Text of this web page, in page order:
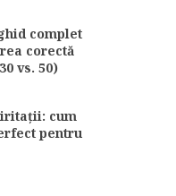
complet
corectă
vs. 50)
cum
pentru